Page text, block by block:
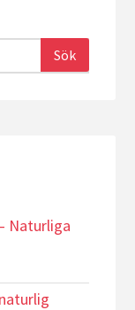
Naturliga